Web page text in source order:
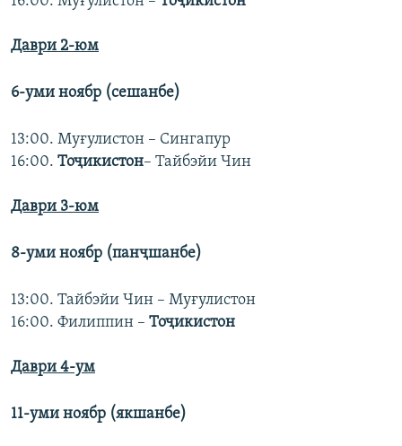
Даври 2-юм
6-уми ноябр (сешанбе)
13:00. Муғулистон – Сингапур
16:00. Тоҷикистон– Тайбэйи Чин
Даври 3-юм
8-уми ноябр (панҷшанбе)
13:00. Тайбэйи Чин – Муғулистон
16:00. Филиппин – Тоҷикистон
Даври 4-ум
11-уми ноябр (якшанбе)